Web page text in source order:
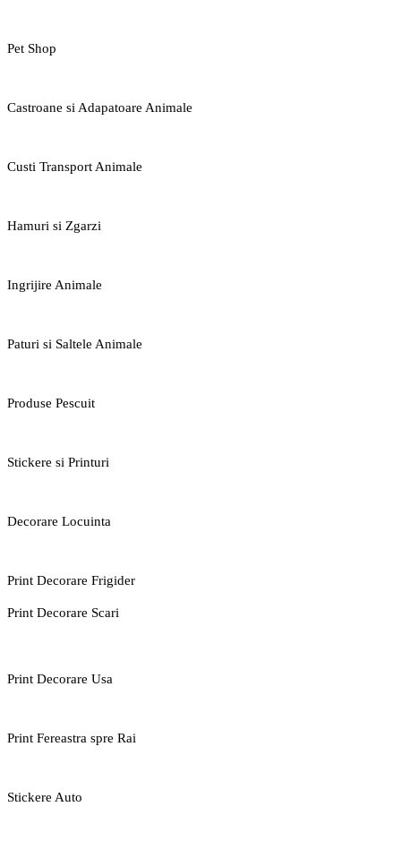
Pet Shop
Castroane si Adapatoare Animale
Custi Transport Animale
Hamuri si Zgarzi
Ingrijire Animale
Paturi si Saltele Animale
Produse Pescuit
Stickere si Printuri
Decorare Locuinta
Print Decorare Frigider
Print Decorare Scari
Print Decorare Usa
Print Fereastra spre Rai
Stickere Auto